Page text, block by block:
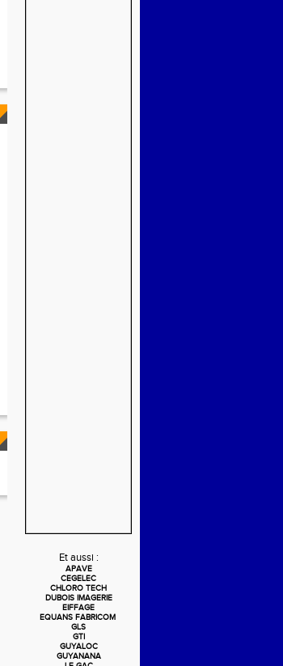
Et aussi :
APAVE
CEGELEC
CHLORO TECH
DUBOIS IMAGERIE
EIFFAGE
EQUANS FABRICOM
GLS
GTI
GUYALOC
GUYANANA